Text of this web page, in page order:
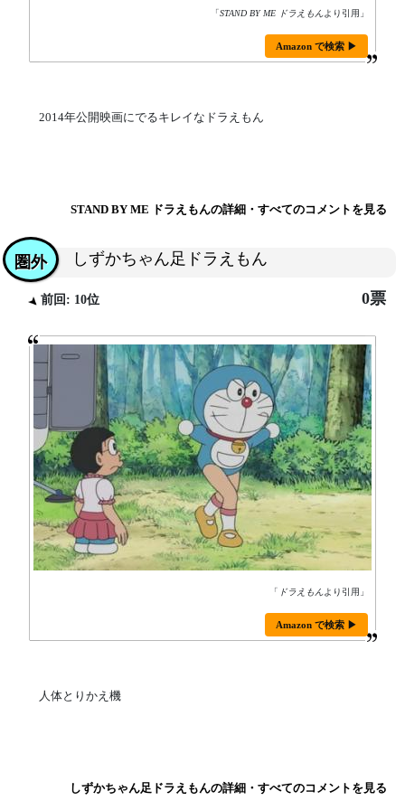
「STAND BY ME ドラえもん より引用」
Amazon で検索 ▶
2014年公開映画にでるキレイなドラえもん
STAND BY ME ドラえもんの詳細・すべてのコメントを見る
しずかちゃん足ドラえもん
圏外
前回: 10位 0票
「 ドラえもん より引用」
Amazon で検索 ▶
人体とりかえ機
しずかちゃん足ドラえもんの詳細・すべてのコメントを見る